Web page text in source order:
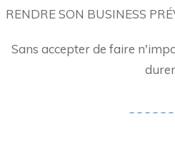
RENDRE SON BUSINESS
Sans accepter de faire
durer